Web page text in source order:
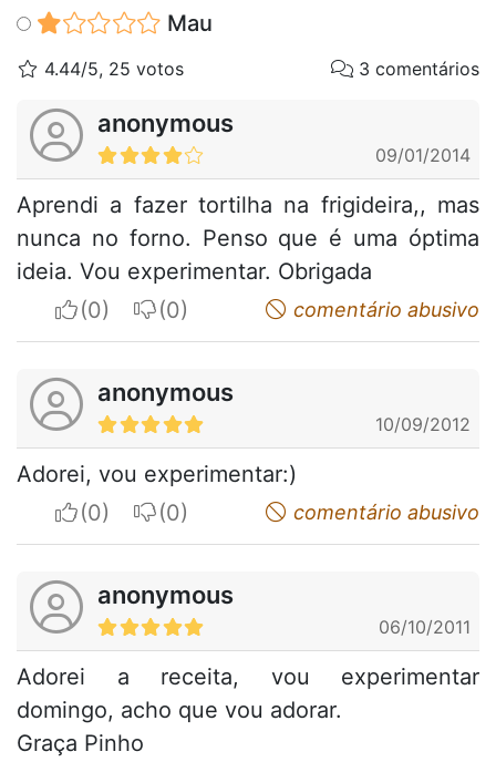
Mau
4.44/5, 25 votos 3 comentários
anonymous
09/01/2014
Aprendi a fazer tortilha na frigideira,, mas
nunca no forno. Penso que é uma óptima
ideia. Vou experimentar. Obrigada
I apreciateI do not appreciatecomentário abusivo
anonymous
10/09/2012
Adorei, vou experimentar:)
I apreciateI do not appreciatecomentário abusivo
anonymous
06/10/2011
Adorei a receita, vou experimentar
domingo, acho que vou adorar.
Graça Pinho